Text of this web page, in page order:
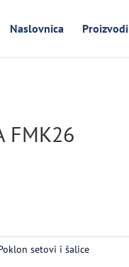
Naslovnica Proizvodi
FMK26
setovi i šalice